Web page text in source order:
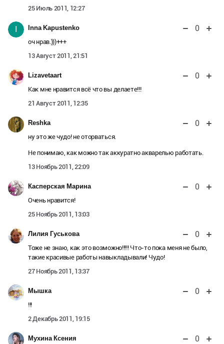
25 Июль 2011, 12:27
I Inna Kapustenko 0
оч нрав.)))+++
13 Август 2011, 21:51
Lizavetaart 0
Как мне нравится всё что вы делаете!!!
21 Август 2011, 12:35
Reshka 0
ну это же чудо! не оторваться.
Не понимаю, как можно так аккуратно акварелью работать.
13 Ноябрь 2011, 22:09
Касперская Марина 0
Очень нравится!
25 Ноябрь 2011, 13:03
Лилия Гуськова 0
Тоже не знаю, как это возможно!!!!! Что-то пока меня не было,
такие красивые работы навыкладывали! Чудо!
27 Ноябрь 2011, 13:37
Мышка 0
!!!
2 Декабрь 2011, 19:15
Мухина Ксения 0